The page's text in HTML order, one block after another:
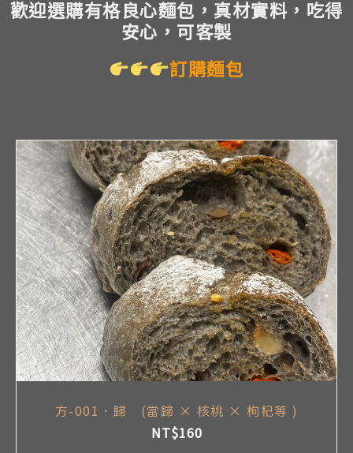
歡迎選購有格良心麵包，真材實料，吃得
安心，可客製
訂購麵包
方-001．歸 (當歸 × 核桃 × 枸杞等 )
NT$160